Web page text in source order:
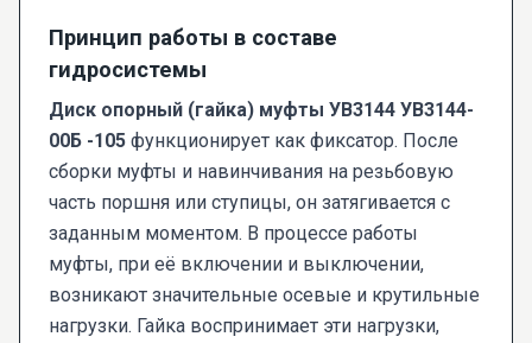
Принцип работы в составе
гидросистемы
Диск опорный (гайка) муфты УВ3144 УВ3144-
00Б -105 функционирует как фиксатор. После
сборки муфты и навинчивания на резьбовую
часть поршня или ступицы, он затягивается с
заданным моментом. В процессе работы
муфты, при её включении и выключении,
возникают значительные осевые и крутильные
нагрузки. Гайка воспринимает эти нагрузки,